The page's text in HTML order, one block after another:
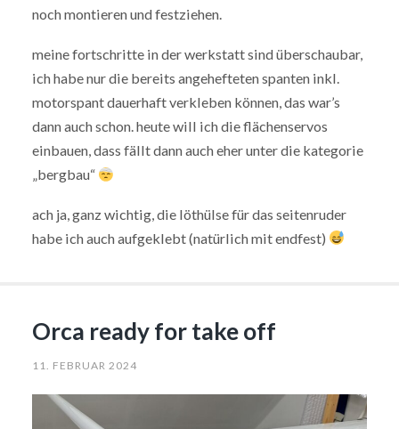
noch montieren und festziehen.
meine fortschritte in der werkstatt sind überschaubar,
ich habe nur die bereits angehefteten spanten inkl.
motorspant dauerhaft verkleben können, das war’s
dann auch schon. heute will ich die flächenservos
einbauen, dass fällt dann auch eher unter die kategorie
„bergbau“
ach ja, ganz wichtig, die löthülse für das seitenruder
habe ich auch aufgeklebt (natürlich mit endfest)
Orca ready for take off
11. FEBRUAR 2024